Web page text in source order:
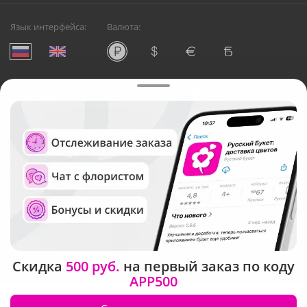
Язык интерфейса: Валюта:
Служба круглосуточной доставки цветов в Москве
Русский Букет, 2026
Общество с ограниченной ответственностью «Технология»
ОГРН: 1195476081745, ИНН: 5410081997
Юридический адрес: г. Новосибирск, ул. Ипподромская,
д.42, оф. 3
Рейтинг Русского букета в г. Москва
Скидка 500 руб. на первый заказ по коду
APP500